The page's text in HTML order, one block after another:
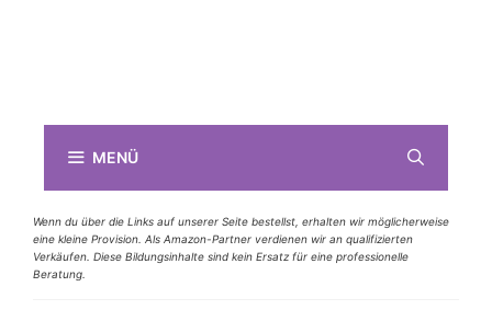
MENÜ
Wenn du über die Links auf unserer Seite bestellst, erhalten wir möglicherweise
eine kleine Provision. Als Amazon-Partner verdienen wir an qualifizierten
Verkäufen. Diese Bildungsinhalte sind kein Ersatz für eine professionelle
Beratung.